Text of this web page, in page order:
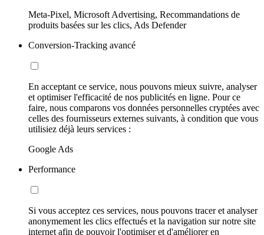
Meta-Pixel, Microsoft Advertising, Recommandations de
produits basées sur les clics, Ads Defender
Conversion-Tracking avancé
En acceptant ce service, nous pouvons mieux suivre, analyser
et optimiser l'efficacité de nos publicités en ligne. Pour ce
faire, nous comparons vos données personnelles cryptées avec
celles des fournisseurs externes suivants, à condition que vous
utilisiez déjà leurs services :
Google Ads
Performance
Si vous acceptez ces services, nous pouvons tracer et analyser
anonymement les clics effectués et la navigation sur notre site
internet afin de pouvoir l'optimiser et d'améliorer en